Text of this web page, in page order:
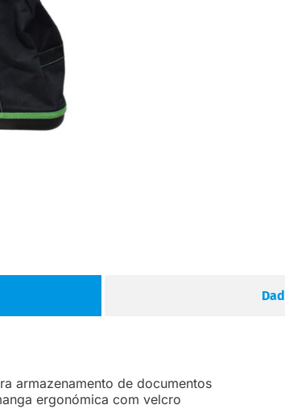
armazenamento de documentos
ergonómica com velcro